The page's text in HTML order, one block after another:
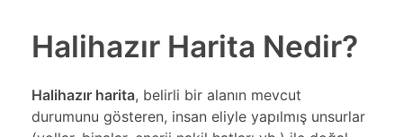
Halihazır Harita Nedir?
Halihazır harita, belirli bir alanın mevcut
durumunu gösteren, insan eliyle yapılmış unsurlar